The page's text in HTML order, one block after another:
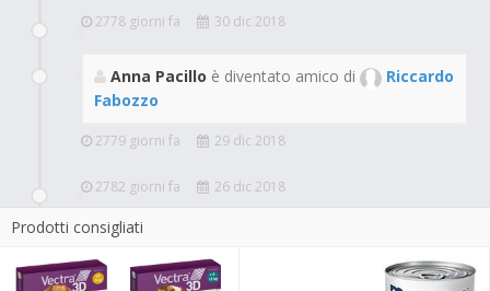
2778 giorni fa 30 dic 2018
Anna Pacillo è diventato amico di
Riccardo
Fabozzo
2779 giorni fa 29 dic 2018
2782 giorni fa 26 dic 2018
Prodotti consigliati